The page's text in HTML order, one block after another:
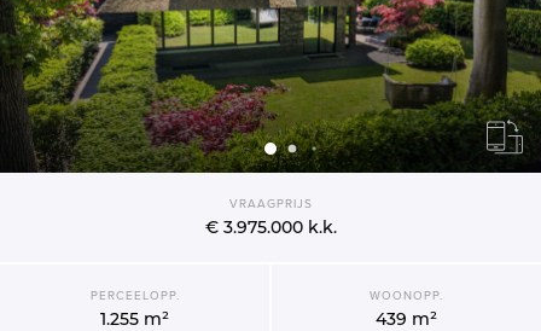
VRAAGPRIJS
€ 3.975.000k.k.
PERCEELOPP.
1.255 m²
WOONOPP.
439 m²